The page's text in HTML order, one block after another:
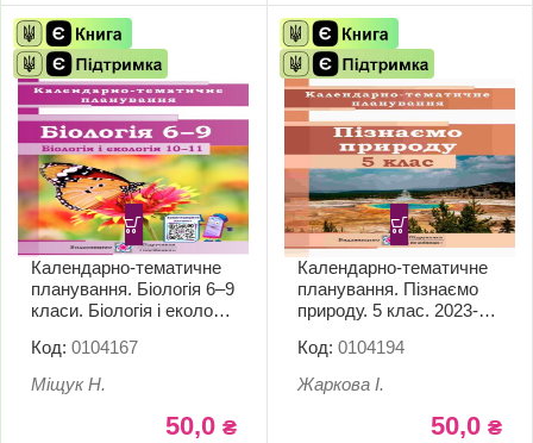
Календарно-тематичне
планування. Біологія 6–9
класи. Біологія і екологія
н.р.
Код: 0104167
Міщук Н.
50,0 ₴
Календарно-тематичне
планування. Пізнаємо
природу. 5 клас. 2023-
Код: 0104194
Жаркова І.
50,0 ₴